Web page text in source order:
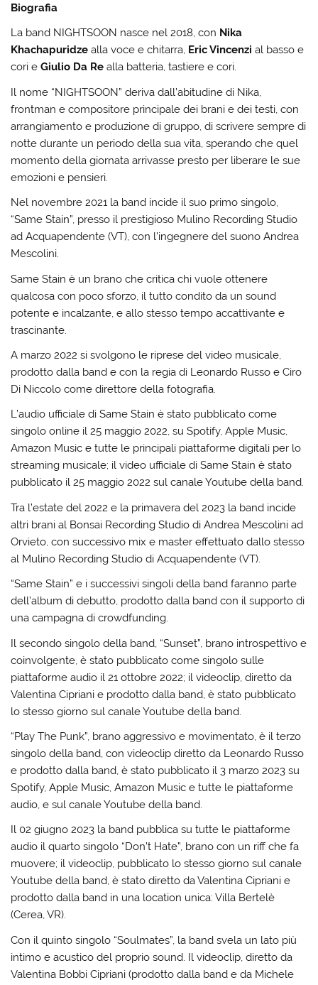
Biografia
La band NIGHTSOON nasce nel 2018, con Nika
Khachapuridze alla voce e chitarra, Eric Vincenzi al basso e
cori eGiulio Da Re alla batteria, tastiere e cori.
Il nome “NIGHTSOON” deriva dall’abitudine di Nika,
frontman e compositore principale dei brani e dei testi, con
arrangiamento e produzione di gruppo, di scrivere sempre di
notte durante un periodo della sua vita, sperando che quel
momento della giornata arrivasse presto per liberare le sue
emozioni e pensieri.
Nel novembre 2021 la band incide il suo primo singolo,
“Same Stain”, presso il prestigioso Mulino Recording Studio
ad Acquapendente (VT), con l’ingegnere del suono Andrea
Mescolini.
Same Stain è un brano che critica chi vuole ottenere
qualcosa con poco sforzo, il tutto condito da un sound
potente e incalzante, e allo stesso tempo accattivante e
trascinante.
A marzo 2022 si svolgono le riprese del video musicale,
prodotto dalla band e con la regia di Leonardo Russo e Ciro
Di Niccolo come direttore della fotografia.
L’audio ufficiale di Same Stain è stato pubblicato come
singolo online il 25 maggio 2022, su Spotify, Apple Music,
Amazon Music e tutte le principali piattaforme digitali per lo
streaming musicale; il video ufficiale di Same Stain è stato
pubblicato il 25 maggio 2022 sul canale Youtube della band.
Tra l’estate del 2022 e la primavera del 2023 la band incide
altri brani al Bonsai Recording Studio di Andrea Mescolini ad
Orvieto, con successivo mix e master effettuato dallo stesso
al Mulino Recording Studio di Acquapendente (VT).
“Same Stain” e i successivi singoli della band faranno parte
dell’album di debutto, prodotto dalla band con il supporto di
una campagna di crowdfunding.
Il secondo singolo della band, “Sunset”, brano introspettivo e
coinvolgente, è stato pubblicato come singolo sulle
piattaforme audio il 21 ottobre 2022; il videoclip, diretto da
Valentina Cipriani e prodotto dalla band, è stato pubblicato
lo stesso giorno sul canale Youtube della band.
“Play The Punk”, brano aggressivo e movimentato, è il terzo
singolo della band, con videoclip diretto da Leonardo Russo
e prodotto dalla band, è stato pubblicato il 3 marzo 2023 su
Spotify, Apple Music, Amazon Music e tutte le piattaforme
audio, e sul canale Youtube della band.
Il 02 giugno 2023 la band pubblica su tutte le piattaforme
audio il quarto singolo “Don’t Hate”, brano con un riff che fa
muovere; il videoclip, pubblicato lo stesso giorno sul canale
Youtube della band, è stato diretto da Valentina Cipriani e
prodotto dalla band in una location unica: Villa Bertelè
(Cerea, VR).
Con il quinto singolo “Soulmates”, la band svela un lato più
intimo e acustico del proprio sound. Il videoclip, diretto da
Valentina Bobbi Cipriani (prodotto dalla band e da Michele